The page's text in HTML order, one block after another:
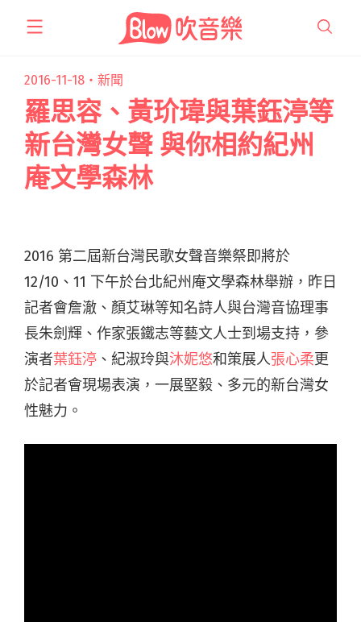
2016-11-18・ 新聞
羅思容、黃玠瑋與葉鈺渟等
新台灣女聲 與你相約紀州
庵文學森林
2016 第二屆新台灣民歌女聲音樂祭即將於
12/10、11 下午於台北紀州庵文學森林舉辦，昨日
記者會詹澈、顏艾琳等知名詩人與台灣音協理事
長朱劍輝、作家張鐵志等藝文人士到場支持，參
演者葉鈺渟 、紀淑玲與沐妮悠和策展人張心柔更
於記者會現場表演，一展堅毅、多元的新台灣女
性魅力。